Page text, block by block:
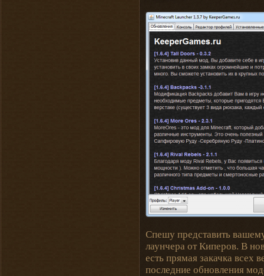
Спешу представить
лаунчера от Киперов. В
есть прямая закачка
последние обновления